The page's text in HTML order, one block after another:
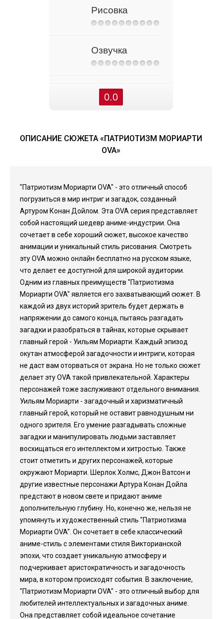
Рисовка
Озвучка
0.0
ОПИСАНИЕ СЮЖЕТА «ПАТРИОТИЗМ МОРИАРТИ
OVA»
"Патриотизм Мориарти OVA" - это отличный способ
погрузиться в мир интриг и загадок, созданный
Артуром Конан Дойлом. Эта OVA серия представляет
собой настоящий шедевр аниме-индустрии. Она
сочетает в себе хороший сюжет, высокое качество
анимации и уникальный стиль рисования. Смотреть
эту OVA можно онлайн бесплатно на русском языке,
что делает ее доступной для широкой аудитории.
Одним из главных преимуществ "Патриотизма
Мориарти OVA" является его захватывающий сюжет. В
каждой из двух историй зритель будет держать в
напряжении до самого конца, пытаясь разгадать
загадки и разобраться в тайнах, которые скрывает
главный герой - Уильям Мориарти. Каждый эпизод
окутан атмосферой загадочности и интриги, которая
не даст вам оторваться от экрана. Но не только сюжет
делает эту OVA такой привлекательной. Характеры
персонажей тоже заслуживают отдельного внимания.
Уильям Мориарти - загадочный и харизматичный
главный герой, который не оставит равнодушным ни
одного зрителя. Его умение разгадывать сложные
загадки и манипулировать людьми заставляет
восхищаться его интеллектом и хитростью. Также
стоит отметить и других персонажей, которые
окружают Мориарти. Шерлок Холмс, Джон Ватсон и
другие известные персонажи Артура Конан Дойла
предстают в новом свете и придают аниме
дополнительную глубину. Но, конечно же, нельзя не
упомянуть и художественный стиль "Патриотизма
Мориарти OVA". Он сочетает в себе классический
аниме-стиль с элементами стиля Викторианской
эпохи, что создает уникальную атмосферу и
подчеркивает аристократичность и загадочность
мира, в котором происходят события. В заключение,
"Патриотизм Мориарти OVA" - это отличный выбор для
любителей интеллектуальных и загадочных аниме.
Она представляет собой идеальное сочетание